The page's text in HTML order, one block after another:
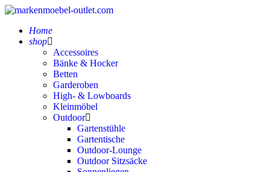
Home
shop
Accessoires
Bänke & Hocker
Betten
Garderoben
High- & Lowboards
Kleinmöbel
Outdoor
Gartenstühle
Gartentische
Outdoor-Lounge
Outdoor Sitzsäcke